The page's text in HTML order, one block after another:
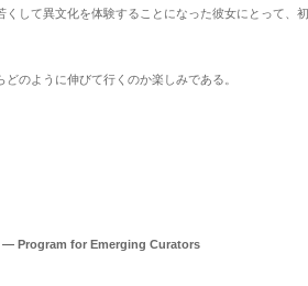
くして異文化を体験することになった彼女にとって、
のように伸びて行くのか楽しみである。
Program for Emerging Curators